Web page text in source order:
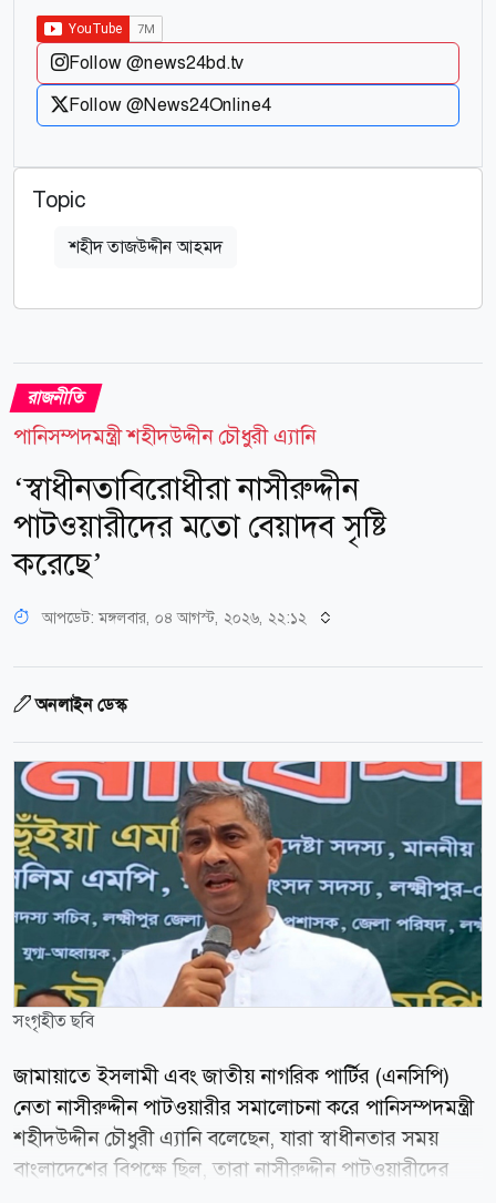
Follow @news24bd.tv
Follow @News24Online4
Topic
শহীদ তাজউদ্দীন আহমদ
রাজনীতি
পানিসম্পদমন্ত্রী শহীদউদ্দীন চৌধুরী এ্যানি
‘স্বাধীনতাবিরোধীরা নাসীরুদ্দীন
পাটওয়ারীদের মতো বেয়াদব সৃষ্টি
করেছে’
আপডেট: মঙ্গলবার, ০৪ আগস্ট, ২০২৬, ২২:১২
অনলাইন ডেস্ক
সংগৃহীত ছবি
জামায়াতে ইসলামী এবং জাতীয় নাগরিক পার্টির (এনসিপি)
নেতা নাসীরুদ্দীন পাটওয়ারীর সমালোচনা করে পানিসম্পদমন্ত্রী
শহীদউদ্দীন চৌধুরী এ্যানি বলেছেন, যারা স্বাধীনতার সময়
বাংলাদেশের বিপক্ষে ছিল, তারা নাসীরুদ্দীন পাটওয়ারীদের